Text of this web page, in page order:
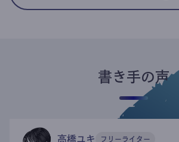
書き手の声
高橋ユキ フリーライター